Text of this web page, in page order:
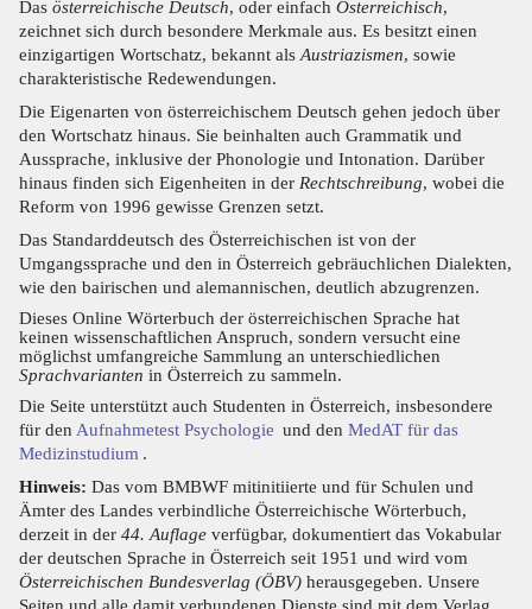
Das österreichische Deutsch, oder einfach Österreichisch,
zeichnet sich durch besondere Merkmale aus. Es besitzt einen
einzigartigen Wortschatz, bekannt als Austriazismen, sowie
charakteristische Redewendungen.
Die Eigenarten von österreichischem Deutsch gehen jedoch über
den Wortschatz hinaus. Sie beinhalten auch Grammatik und
Aussprache, inklusive der Phonologie und Intonation. Darüber
hinaus finden sich Eigenheiten in der Rechtschreibung, wobei die
Reform von 1996 gewisse Grenzen setzt.
Das Standarddeutsch des Österreichischen ist von der
Umgangssprache und den in Österreich gebräuchlichen Dialekten,
wie den bairischen und alemannischen, deutlich abzugrenzen.
Dieses Online Wörterbuch der österreichischen Sprache hat
keinen wissenschaftlichen Anspruch, sondern versucht eine
möglichst umfangreiche Sammlung an unterschiedlichen
Sprachvarianten in Österreich zu sammeln.
Die Seite unterstützt auch Studenten in Österreich, insbesondere
für den Aufnahmetest Psychologie und den MedAT für das
Medizinstudium .
Hinweis: Das vom BMBWF mitinitiierte und für Schulen und
Ämter des Landes verbindliche Österreichische Wörterbuch,
derzeit in der 44. Auflage verfügbar, dokumentiert das Vokabular
der deutschen Sprache in Österreich seit 1951 und wird vom
Österreichischen Bundesverlag (ÖBV) herausgegeben. Unsere
Seiten und alle damit verbundenen Dienste sind mit dem Verlag